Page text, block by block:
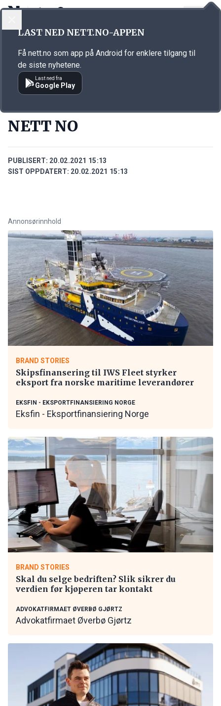
Annonsørinnhold
NETT NO
PUBLISERT: 20.02.2021 15:13
SIST OPPDATERT: 20.02.2021 15:13
Annonsørinnhold
BRAND STORIES
Skipsfinansering til IWS Fleet styrker
eksport fra norske maritime leverandører
EKSFIN - EKSPORTFINANSIERING NORGE
Eksfin - Eksportfinansiering Norge
BRAND STORIES
Skal du selge bedriften? Slik sikrer du
verdien før kjøperen tar kontakt
ADVOKATFIRMAET ØVERBØ GJØRTZ
Advokatfirmaet Øverbø Gjørtz
LAST NED NETT.NO-APPEN
Få nett.no som app på Android for enklere tilgang til
de siste nyhetene.
Last ned fra
Google Play